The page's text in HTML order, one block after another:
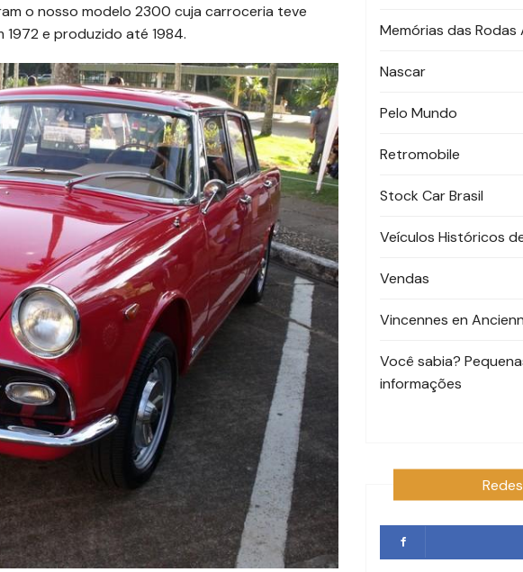
o nosso modelo 2300 cuja carroceria teve
e produzido até 1984.
Memórias das Rodas
Nascar
Pelo Mundo
Retromobile
Stock Car Brasil
Veículos Históricos
Vendas
Vincennes en
Você sabia?
informações